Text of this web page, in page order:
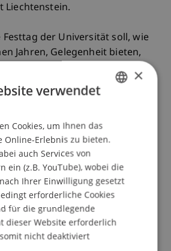
Liechtenstein.
Festtag der Universität soll, wie
Jahren, Gelegenheit bieten,
passieren zu lassen und
zu blicken, um
ehren, herausragende
Leistungen anzuerkennen und
Wort zu geben.
Anlass mit Ihnen zu feiern
offenen Tür zu begrüssen!
Jäger, Rektor, Universität
Blair Howe
×
verwendet
Cookies, um Ihnen das
Online-Erlebnis zu bieten.
auch Services von
ein (z.B. YouTube), wobei die
Ihrer Einwilligung gesetzt
erforderliche Cookies
für die grundlegende
dieser Website erforderlich
nicht deaktiviert